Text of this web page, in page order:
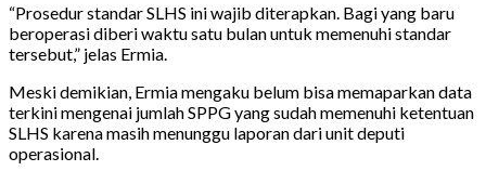
“Prosedur standar SLHS ini wajib diterapkan. Bagi yang baru
beroperasi diberi waktu satu bulan untuk memenuhi standar
tersebut,” jelas Ermia.
Meski demikian, Ermia mengaku belum bisa memaparkan data
terkini mengenai jumlah SPPG yang sudah memenuhi ketentuan
SLHS karena masih menunggu laporan dari unit deputi
operasional.